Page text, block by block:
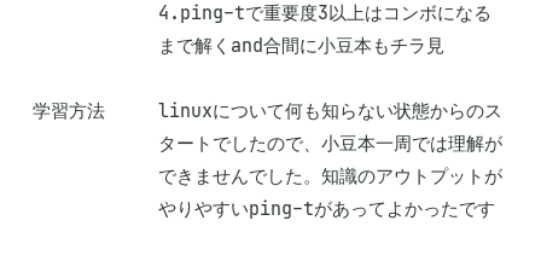
学習方法
4.ping-tで重要度3以上はコンボになる
まで解くand合間に小豆本もチラ見
linuxについて何も知らない状態からのス
タートでしたので、小豆本一周では理解が
できませんでした。知識のアウトプットが
やりやすいping-tがあってよかったです